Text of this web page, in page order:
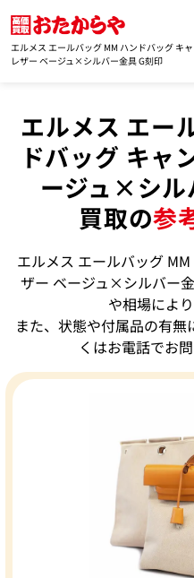
エルメス エールバッグ MM ハンドバッグ キ
レザー ベージュ×シルバー金具 G刻印
エルメス エー
ドバッグ キャ
ージュ×シル
買取の参
エルメス エールバッグ
ザー ベージュ×シルバー
や相場によ
また、状態や付属品の有
くはお電話でお